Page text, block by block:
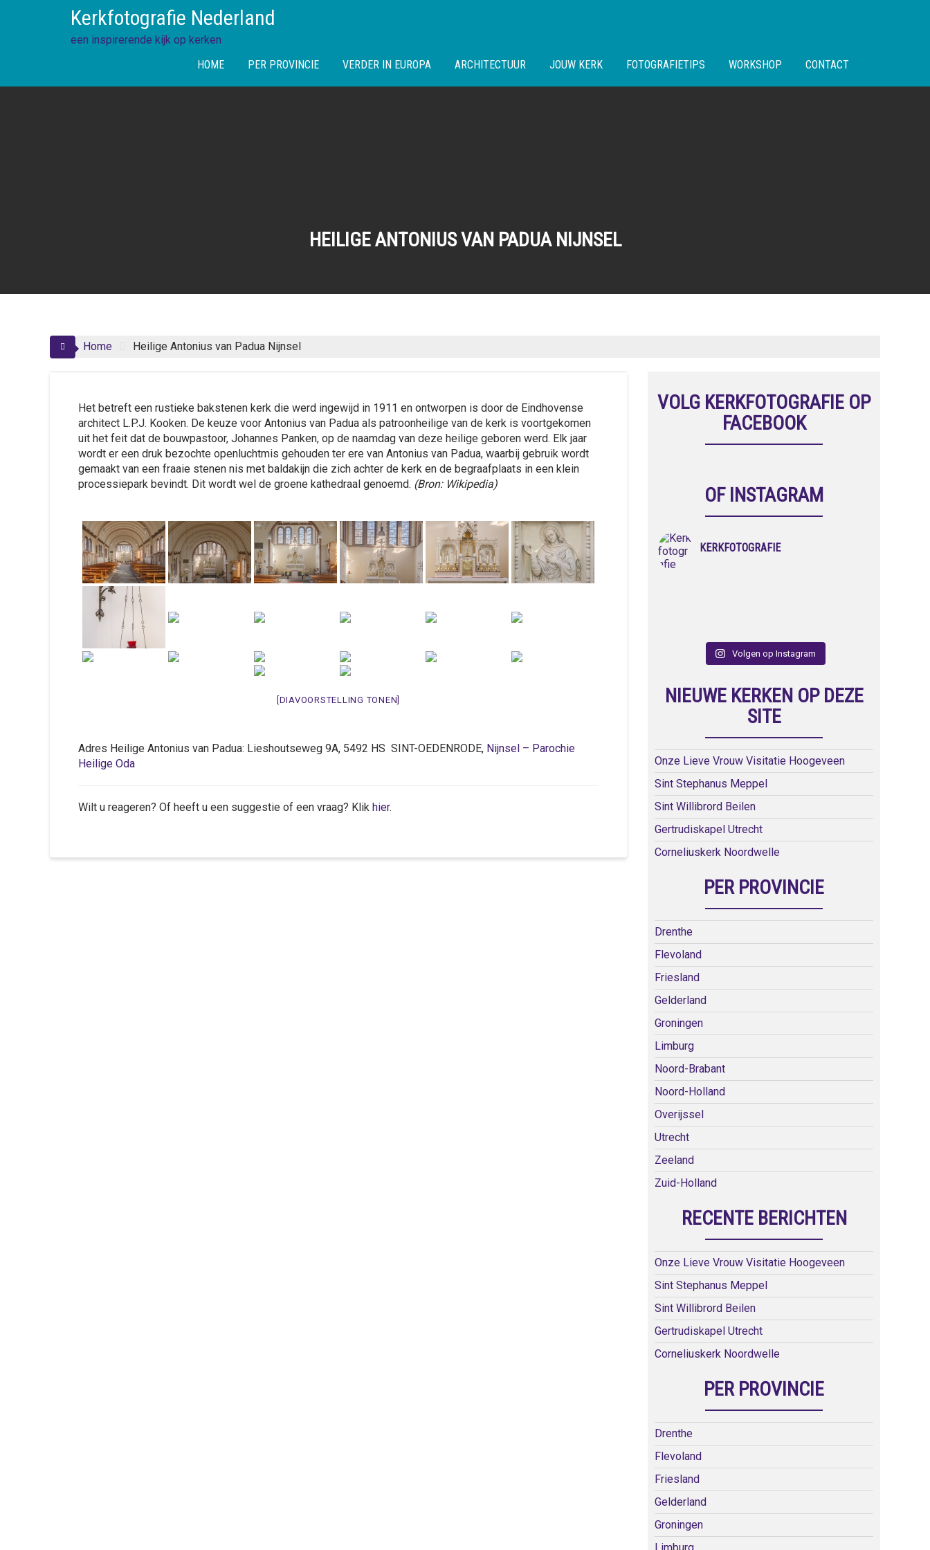
Kerkfotografie Nederland
een inspirerende kijk op kerken
HOME
PER PROVINCIE VERDER IN EUROPA ARCHITECTUUR JOUW KERK FOTOGRAFIETIPS WORKSHOP CONTACT
HEILIGE ANTONIUS VAN PADUA NIJNSEL
Home Heilige Antonius van Padua Nijnsel
Het betreft een rustieke bakstenen kerk die werd ingewijd in 1911 en ontworpen is door de Eindhovense
architect L.P.J. Kooken. De keuze voor Antonius van Padua als patroonheilige van de kerk is voortgekomen
uit het feit dat de bouwpastoor, Johannes Panken, op de naamdag van deze heilige geboren werd. Elk jaar
wordt er een druk bezochte openluchtmis gehouden ter ere van Antonius van Padua, waarbij gebruik wordt
gemaakt van een fraaie stenen nis met baldakijn die zich achter de kerk en de begraafplaats in een klein
processiepark bevindt. Dit wordt wel de groene kathedraal genoemd. (Bron: Wikipedia)
[DIAVOORSTELLING TONEN]
Adres Heilige Antonius van Padua: Lieshoutseweg 9A, 5492 HS SINT-OEDENRODE, Nijnsel – Parochie
Heilige Oda
Wilt u reageren? Of heeft u een suggestie of een vraag? Klik hier.
VOLG KERKFOTOGRAFIE OP
FACEBOOK
OF INSTAGRAM
KERKFOTOGRAFIE
Volgen op Instagram
NIEUWE KERKEN OP DEZE
SITE
Onze Lieve Vrouw Visitatie Hoogeveen
Sint Stephanus Meppel
Sint Willibrord Beilen
Gertrudiskapel Utrecht
Corneliuskerk Noordwelle
PER PROVINCIE
Drenthe
Flevoland
Friesland
Gelderland
Groningen
Limburg
Noord-Brabant
Noord-Holland
Overijssel
Utrecht
Zeeland
Zuid-Holland
RECENTE BERICHTEN
Onze Lieve Vrouw Visitatie Hoogeveen
Sint Stephanus Meppel
Sint Willibrord Beilen
Gertrudiskapel Utrecht
Corneliuskerk Noordwelle
PER PROVINCIE
Drenthe
Flevoland
Friesland
Gelderland
Groningen